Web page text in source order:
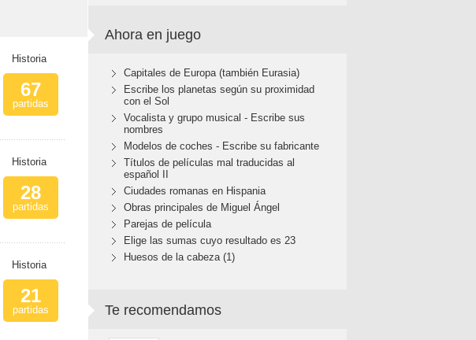
Historia
67
partidas
Historia
28
partidas
Historia
21
partidas
Ahora en juego
Capitales de Europa (también Eurasia)
Escribe los planetas según su proximidad
con el Sol
Vocalista y grupo musical - Escribe sus
nombres
Modelos de coches - Escribe su fabricante
Títulos de películas mal traducidas al
español II
Ciudades romanas en Hispania
Obras principales de Miguel Ángel
Parejas de película
Elige las sumas cuyo resultado es 23
Huesos de la cabeza (1)
Te recomendamos